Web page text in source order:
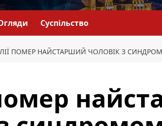
Суспільство
ПОМЕР НАЙСТАРШИЙ ЧОЛОВІК З
помер